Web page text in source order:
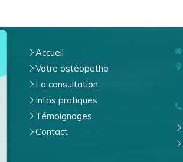
Accueil
Votre ostéopathe
La consultation
Infos pratiques
Témoignages
Contact